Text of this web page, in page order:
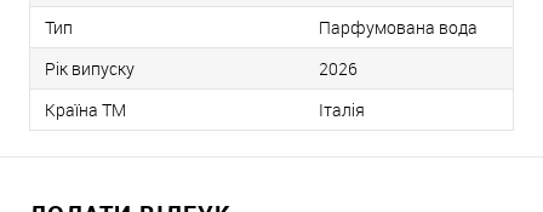
Тип
Парфумована вода
Рік випуску
2026
Країна ТМ
Італія